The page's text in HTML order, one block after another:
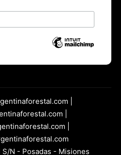
|
|
|
N - Posadas - Misiones